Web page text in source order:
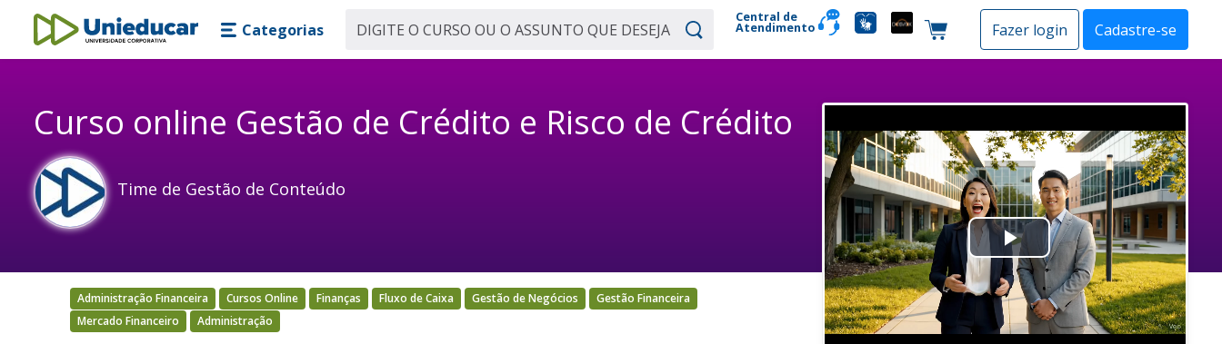
Skip main navigation
Skip to main content
Unieducar
Categorias
Central de
Atendimento Carrinho de compras
Fazer login Cadastre-se
Curso online Gestão de Crédito e Risco de Crédito
Time de Gestão de Conteúdo
Play
Video
Administração Financeira Cursos Online Finanças Fluxo de Caixa Gestão de Negócios
Gestão Financeira
Mercado Financeiro
Administração